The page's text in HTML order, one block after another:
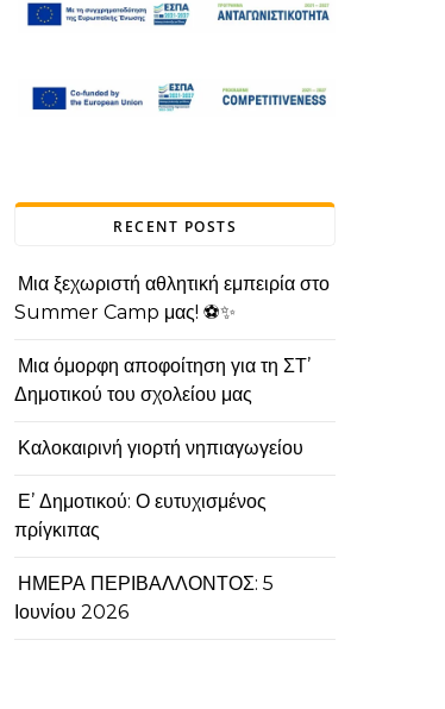
RECENT POSTS
Μια ξεχωριστή αθλητική εμπειρία στο
Summer Camp μας! ⚽✨
Μια όμορφη αποφοίτηση για τη ΣΤ’
Δημοτικού του σχολείου μας
Καλοκαιρινή γιορτή νηπιαγωγείου
Ε’ Δημοτικού: Ο ευτυχισμένος
πρίγκιπας
ΗΜΕΡΑ ΠΕΡΙΒΑΛΛΟΝΤΟΣ: 5
Ιουνίου 2026